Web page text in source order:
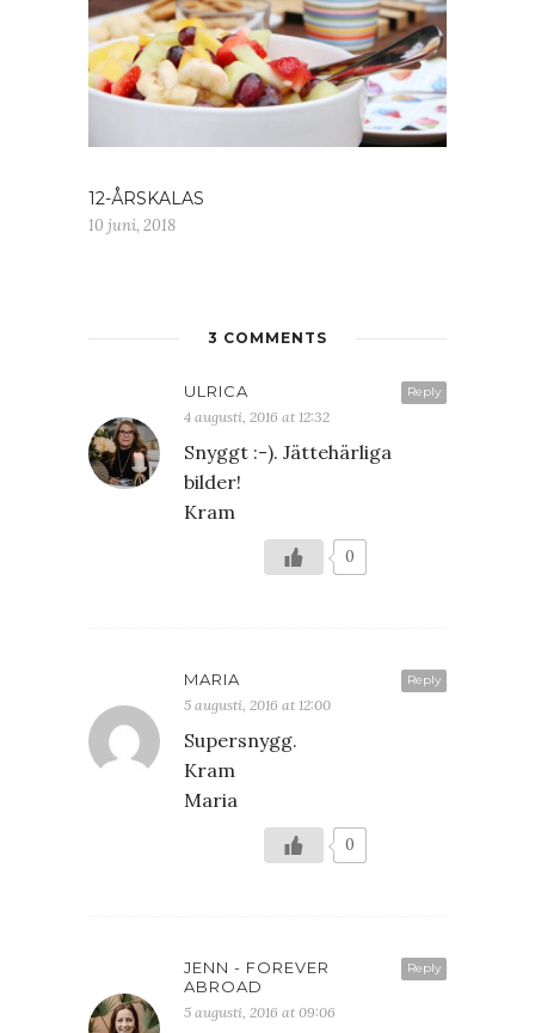
12-ÅRSKALAS
10 juni, 2018
3 COMMENTS
Reply
ULRICA
4 augusti, 2016 at 12:32
Snyggt :-). Jättehärliga
bilder!
Kram
0
Reply
MARIA
5 augusti, 2016 at 12:00
Supersnygg.
Kram
Maria
0
Reply
JENN - FOREVER
ABROAD
5 augusti, 2016 at 09:06